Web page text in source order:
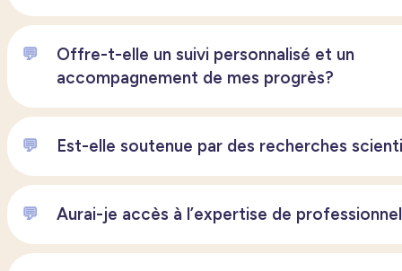
💬
Offre-t-elle un suivi personnalisé et un
accompagnement de mes progrès?
💬 Est-elle soutenue par des recherches
💬 Aurai-je accès à l’expertise de